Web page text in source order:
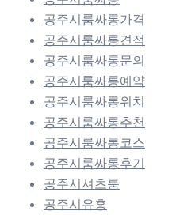
공주시룸싸롱가격
공주시룸싸롱견적
공주시룸싸롱문의
공주시룸싸롱예약
공주시룸싸롱위치
공주시룸싸롱추천
공주시룸싸롱코스
공주시룸싸롱후기
공주시셔츠룸
공주시유흥